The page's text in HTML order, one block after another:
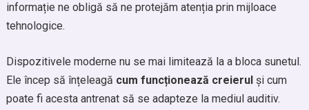
informație ne obligă să ne protejăm atenția prin mijloace
tehnologice.
Dispozitivele moderne nu se mai limitează la a bloca sunetul.
Ele încep să înțeleagă cum funcționează creierulși cum
poate fi acesta antrenat să se adapteze la mediul auditiv.